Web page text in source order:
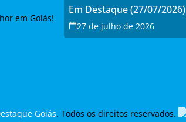
em Goiás!
Em Destaque (27/07/2026)
27 de julho de 2026
Goiás. Todos os direitos reservados.